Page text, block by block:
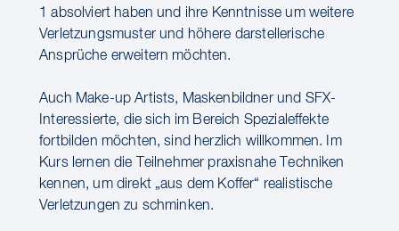
1 absolviert haben und ihre Kenntnisse um weitere
Verletzungsmuster und höhere darstellerische
Ansprüche erweitern möchten.
Auch Make-up Artists, Maskenbildner und SFX-
Interessierte, die sich im Bereich Spezialeffekte
fortbilden möchten, sind herzlich willkommen. Im
Kurs lernen die Teilnehmer praxisnahe Techniken
kennen, um direkt „aus dem Koffer“ realistische
Verletzungen zu schminken.